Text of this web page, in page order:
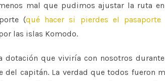
mal que pudimos ajustar la ruta
(qué hacer si pierdes el pasaporte
las islas Komodo.
dotación que viviría con nosotros
del capitán. La verdad que todos fueron